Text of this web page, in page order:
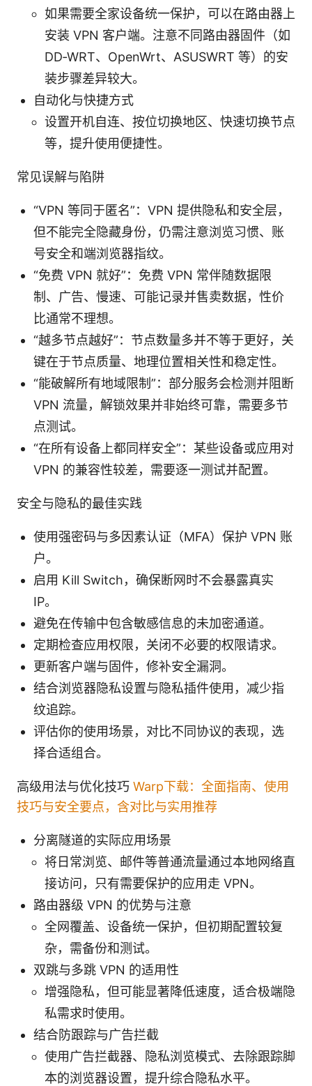
如果需要全家设备统一保护，可以在路由器上
安装 VPN 客户端。注意不同路由器固件（如
DD‑WRT、OpenWrt、ASUSWRT 等）的安
装步骤差异较大。
自动化与快捷方式
设置开机自连、按位切换地区、快速切换节点
等，提升使用便捷性。
常见误解与陷阱
“VPN 等同于匿名”：VPN 提供隐私和安全层，
但不能完全隐藏身份，仍需注意浏览习惯、账
号安全和端浏览器指纹。
“免费 VPN 就好”：免费 VPN 常伴随数据限
制、广告、慢速、可能记录并售卖数据，性价
比通常不理想。
“越多节点越好”：节点数量多并不等于更好，关
键在于节点质量、地理位置相关性和稳定性。
“能破解所有地域限制”：部分服务会检测并阻断
VPN 流量，解锁效果并非始终可靠，需要多节
点测试。
“在所有设备上都同样安全”：某些设备或应用对
VPN 的兼容性较差，需要逐一测试并配置。
安全与隐私的最佳实践
使用强密码与多因素认证（MFA）保护 VPN 账
户。
启用 Kill Switch，确保断网时不会暴露真实
IP。
避免在传输中包含敏感信息的未加密通道。
定期检查应用权限，关闭不必要的权限请求。
更新客户端与固件，修补安全漏洞。
结合浏览器隐私设置与隐私插件使用，减少指
纹追踪。
评估你的使用场景，对比不同协议的表现，选
择合适组合。
高级用法与优化技巧 Warp下载：全面指南、使用
技巧与安全要点，含对比与实用推荐
分离隧道的实际应用场景
将日常浏览、邮件等普通流量通过本地网络直
接访问，只有需要保护的应用走 VPN。
路由器级 VPN 的优势与注意
全网覆盖、设备统一保护，但初期配置较复
杂，需备份和测试。
双跳与多跳 VPN 的适用性
增强隐私，但可能显著降低速度，适合极端隐
私需求时使用。
结合防跟踪与广告拦截
使用广告拦截器、隐私浏览模式、去除跟踪脚
本的浏览器设置，提升综合隐私水平。